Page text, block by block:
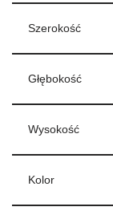
Szerokość
Głębokość
Wysokość
Kolor